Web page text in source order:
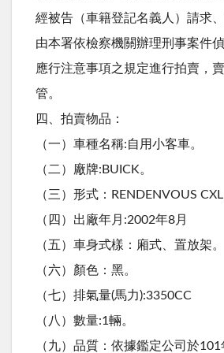
經被告（車籍登記名義人）請求
由本署依檢察機關辦理刑事案件
應行注意事項之規定進行拍賣，
管。
四、拍賣物品：
（一）車種名稱:自用小客車。
（二）廠牌:BUICK。
（三）形式：RENDENVOUS CXL
（四）出廠年月:2002年8月
（五）車身式樣：廂式、置放架。
（六）顏色：黑。
（七）排氣量(馬力):3350CC
（八）數量:1輛。
（九）品質：依據鑑定公司於